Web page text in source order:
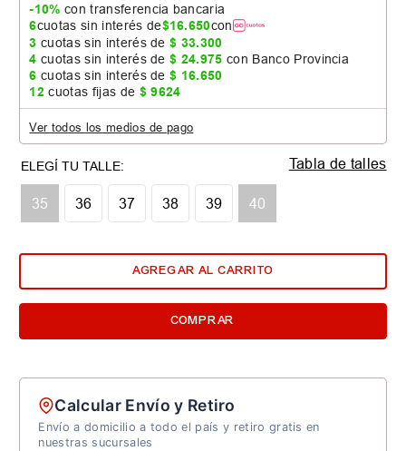
-10% con transferencia bancaria
6cuotas sin interés de$16.650con
3 cuotas sin interés de$ 33.300
4 cuotas sin interés de$ 24.975 con Banco Provincia
6 cuotas sin interés de$ 16.650
12 cuotas fijas de $ 9624
Ver todos los medios de pago
35 36 37 38 39 40
Tabla de talles
AGREGAR AL CARRITO
COMPRAR
Calcular Envío y Retiro
Envío a domicilio a todo el país y retiro gratis en
nuestras sucursales